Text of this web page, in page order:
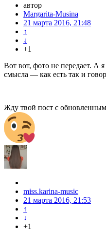
автор
Margarita-Musina
21 марта 2016, 21:48
↑
↓
+1
Вот вот, фото не передает. А
смысла — как есть так и
Жду твой пост с
miss.karina-music
21 марта 2016, 21:53
↑
↓
+1